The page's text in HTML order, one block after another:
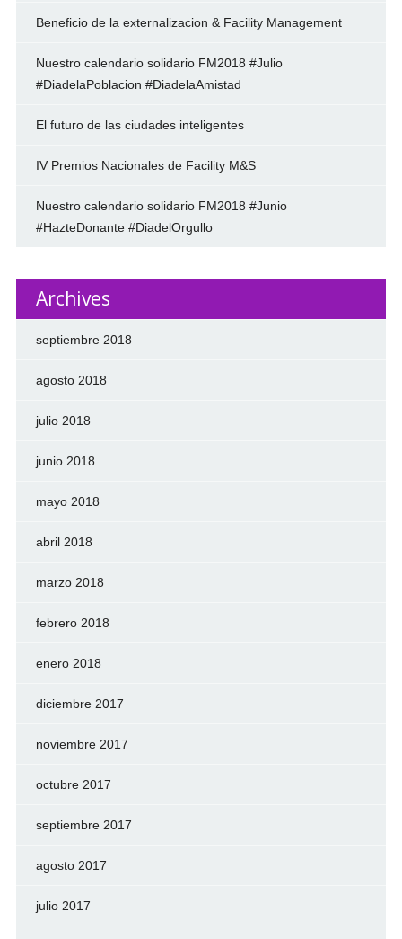
Beneficio de la externalizacion & Facility Management
Nuestro calendario solidario FM2018 #Julio
#DiadelaPoblacion #DiadelaAmistad
El futuro de las ciudades inteligentes
IV Premios Nacionales de Facility M&S
Nuestro calendario solidario FM2018 #Junio
#HazteDonante #DiadelOrgullo
Archives
septiembre 2018
agosto 2018
julio 2018
junio 2018
mayo 2018
abril 2018
marzo 2018
febrero 2018
enero 2018
diciembre 2017
noviembre 2017
octubre 2017
septiembre 2017
agosto 2017
julio 2017